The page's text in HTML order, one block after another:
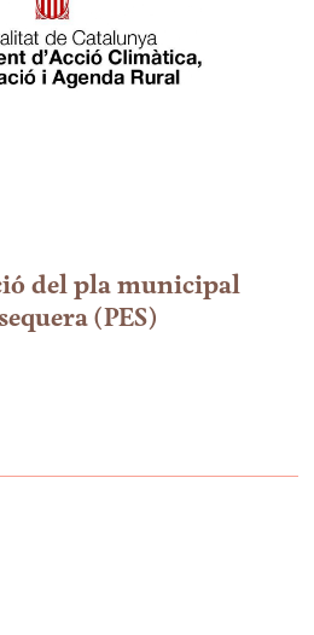
del pla municipal
(PES)